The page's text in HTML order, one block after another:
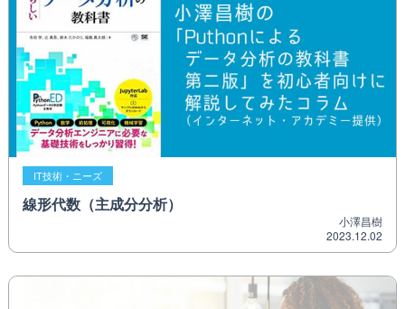
IT技術・ニーズ
線形代数（主成分分析）
小澤昌樹
2023.12.02